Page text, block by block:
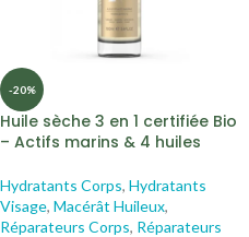
-20%
Huile sèche 3 en 1 certifiée Bio
– Actifs marins & 4 huiles
Hydratants Corps, Hydratants
Visage, Macérât Huileux,
Réparateurs Corps, Réparateurs